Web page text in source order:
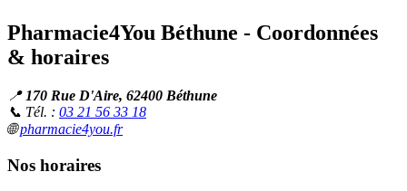
Pharmacie4You Béthune - Coordonnées
& horaires
📍 170 Rue D'Aire, 62400 Béthune
📞 Tél. : 03 21 56 33 18
🌐pharmacie4you.fr
Nos horaires